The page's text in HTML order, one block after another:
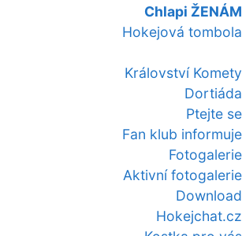
Chlapi ŽENÁM
Hokejová tombola
Království Komety
Dortiáda
Ptejte se
Fan klub informuje
Fotogalerie
Aktivní fotogalerie
Download
Hokejchat.cz